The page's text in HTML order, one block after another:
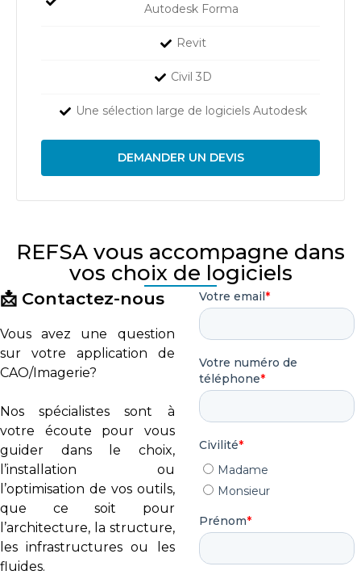
Autodesk Forma
Revit
Civil 3D
Une sélection large de logiciels Autodesk
DEMANDER UN DEVIS
REFSA vous accompagne dans
vos choix de logiciels
📩 Contactez-nous
Vous avez une question
sur votre application de
CAO/Imagerie?
Nos spécialistes sont à
votre écoute pour vous
guider dans le choix,
l’installation ou
l’optimisation de vos outils,
que ce soit pour
l’architecture, la structure,
les infrastructures ou les
fluides.